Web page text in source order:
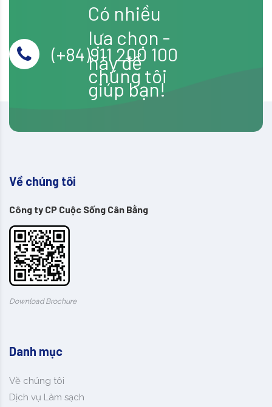
Có nhiều
lựa chọn -
hãy để
chúng tôi
giúp bạn!
(+84)911 200 100
Về chúng tôi
Công ty CP Cuộc Sống Cân Bằng
Download Brochure
Danh mục
Về chúng tôi
Dịch vụ Làm sạch